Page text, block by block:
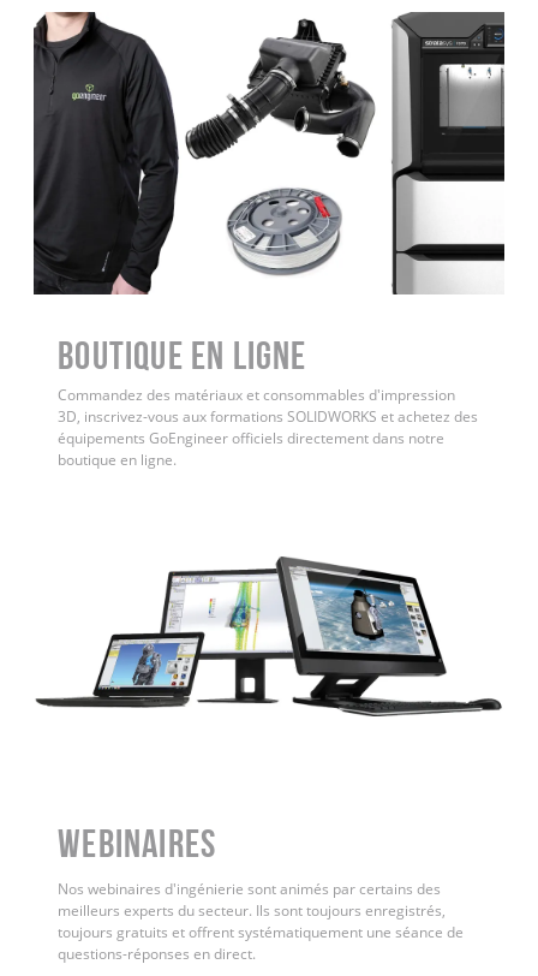
Boutique en ligne
Commandez des matériaux et consommables d'impression
3D, inscrivez-vous aux formations SOLIDWORKS et achetez des
équipements GoEngineer officiels directement dans notre
boutique en ligne.
WEBINAIRES
Nos webinaires d'ingénierie sont animés par certains des
meilleurs experts du secteur. Ils sont toujours enregistrés,
toujours gratuits et offrent systématiquement une séance de
questions-réponses en direct.